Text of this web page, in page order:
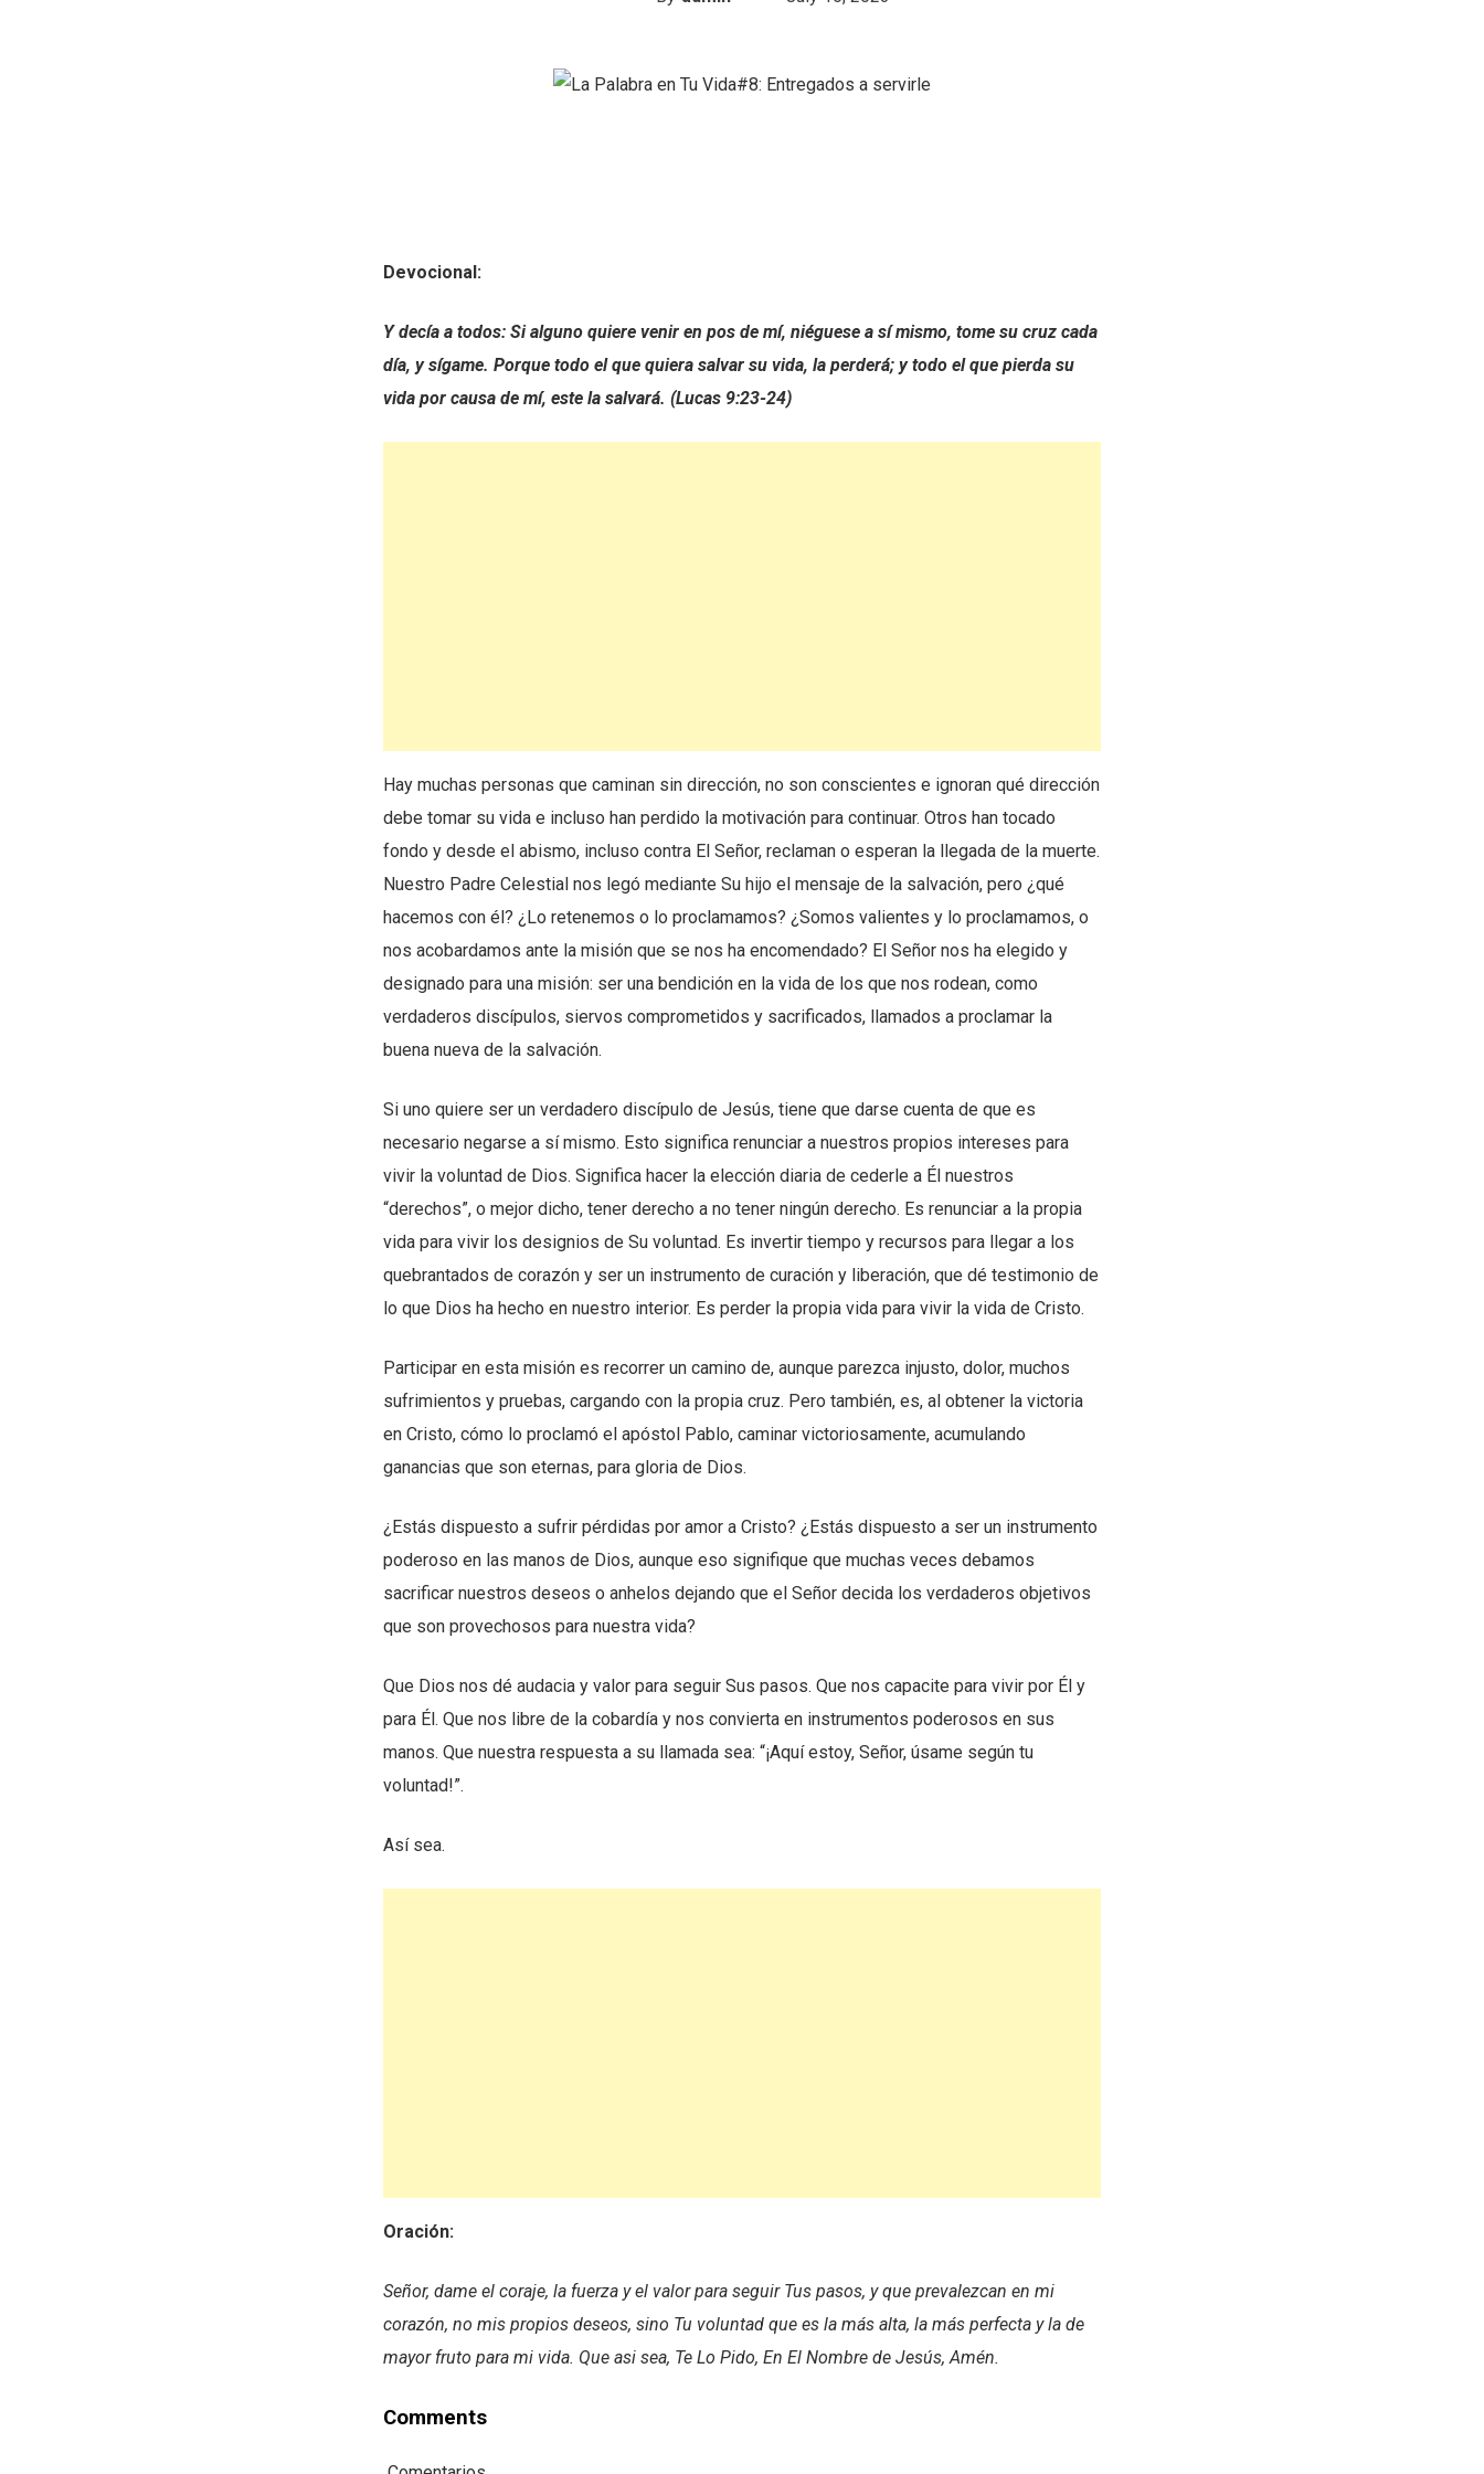
Devocional:
Y decía a todos: Si alguno quiere venir en pos de mí, niéguese a sí mismo, tome su cruz cada
día, y sígame. Porque todo el que quiera salvar su vida, la perderá; y todo el que pierda su
vida por causa de mí, este la salvará. (Lucas 9:23-24)
Hay muchas personas que caminan sin dirección, no son conscientes e ignoran qué dirección
debe tomar su vida e incluso han perdido la motivación para continuar. Otros han tocado
fondo y desde el abismo, incluso contra El Señor, reclaman o esperan la llegada de la muerte.
Nuestro Padre Celestial nos legó mediante Su hijo el mensaje de la salvación, pero ¿qué
hacemos con él? ¿Lo retenemos o lo proclamamos? ¿Somos valientes y lo proclamamos, o
nos acobardamos ante la misión que se nos ha encomendado? El Señor nos ha elegido y
designado para una misión: ser una bendición en la vida de los que nos rodean, como
verdaderos discípulos, siervos comprometidos y sacrificados, llamados a proclamar la
buena nueva de la salvación.
Si uno quiere ser un verdadero discípulo de Jesús, tiene que darse cuenta de que es
necesario negarse a sí mismo. Esto significa renunciar a nuestros propios intereses para
vivir la voluntad de Dios. Significa hacer la elección diaria de cederle a Él nuestros
“derechos”, o mejor dicho, tener derecho a no tener ningún derecho. Es renunciar a la propia
vida para vivir los designios de Su voluntad. Es invertir tiempo y recursos para llegar a los
quebrantados de corazón y ser un instrumento de curación y liberación, que dé testimonio de
lo que Dios ha hecho en nuestro interior. Es perder la propia vida para vivir la vida de Cristo.
Participar en esta misión es recorrer un camino de, aunque parezca injusto, dolor, muchos
sufrimientos y pruebas, cargando con la propia cruz. Pero también, es, al obtener la victoria
en Cristo, cómo lo proclamó el apóstol Pablo, caminar victoriosamente, acumulando
ganancias que son eternas, para gloria de Dios.
¿Estás dispuesto a sufrir pérdidas por amor a Cristo? ¿Estás dispuesto a ser un instrumento
poderoso en las manos de Dios, aunque eso signifique que muchas veces debamos
sacrificar nuestros deseos o anhelos dejando que el Señor decida los verdaderos objetivos
que son provechosos para nuestra vida?
Que Dios nos dé audacia y valor para seguir Sus pasos. Que nos capacite para vivir por Él y
para Él. Que nos libre de la cobardía y nos convierta en instrumentos poderosos en sus
manos. Que nuestra respuesta a su llamada sea: “¡Aquí estoy, Señor, úsame según tu
voluntad!”.
Así sea.
Oración:
Señor, dame el coraje, la fuerza y el valor para seguir Tus pasos, y que prevalezcan en mi
corazón, no mis propios deseos, sino Tu voluntad que es la más alta, la más perfecta y la de
mayor fruto para mi vida. Que asi sea, Te Lo Pido, En El Nombre de Jesús, Amén.
Comments